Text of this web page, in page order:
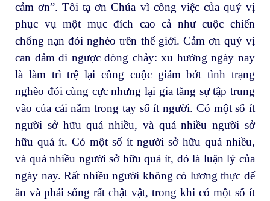
cảm ơn”. Tôi tạ ơn Chúa vì công việc của quý vị
phục vụ một mục đích cao cả như cuộc chiến
chống nạn đói nghèo trên thế giới. Cảm ơn quý vị
can đảm đi ngược dòng chảy: xu hướng ngày nay
là làm trì trệ lại công cuộc giảm bớt tình trạng
nghèo đói cùng cực nhưng lại gia tăng sự tập trung
vào của cải nằm trong tay số ít người. Có một số ít
người sở hữu quá nhiều, và quá nhiều người sở
hữu quá ít. Có một số ít người sở hữu quá nhiều,
và quá nhiều người sở hữu quá ít, đó là luận lý của
ngày nay. Rất nhiều người không có lương thực để
ăn và phải sống rất chật vật, trong khi có một số ít